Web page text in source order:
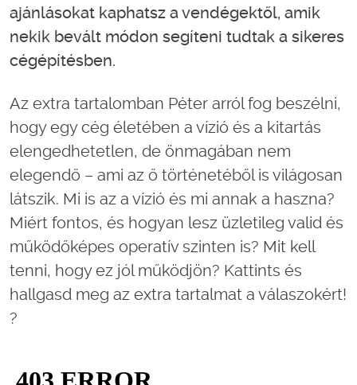
ajánlásokat kaphatsz a vendégektől, amik
nekik bevált módon segíteni tudtak a sikeres
cégépítésben.
Az extra tartalomban Péter arról fog beszélni,
hogy egy cég életében a vízió és a kitartás
elengedhetetlen, de önmagában nem
elegendő – ami az ő történetéből is világosan
látszik. Mi is az a vízió és mi annak a haszna?
Miért fontos, és hogyan lesz üzletileg valid és
működőképes operatív szinten is? Mit kell
tenni, hogy ez jól működjön? Kattints és
hallgasd meg az extra tartalmat a válaszokért!
?